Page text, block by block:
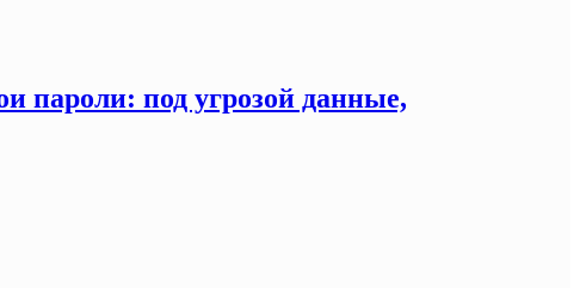
пароли: под угрозой данные,